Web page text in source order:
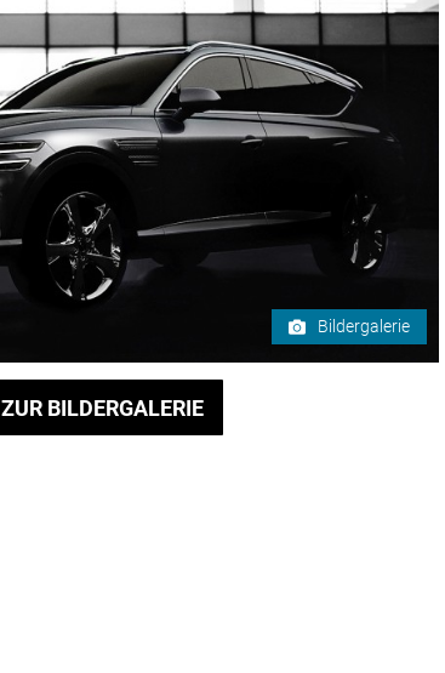
Bildergalerie
ZUR BILDERGALERIE